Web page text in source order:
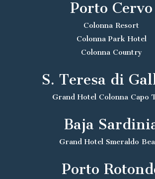
Porto Cervo
Colonna Resort
Colonna Park Hotel
Colonna Country
S. Teresa di
Grand Hotel Colonna Capo
Baja
Grand Hotel Smeraldo
Porto